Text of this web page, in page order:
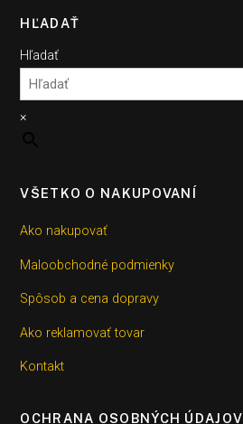
HĽADAŤ
Hľadať
×
VŠETKO O NAKUPOVANÍ
Ako nakupovať
Maloobchodné podmienky
Spôsob a cena dopravy
Ako reklamovať tovar
Kontakt
OCHRANA OSOBNÝCH ÚDAJOV